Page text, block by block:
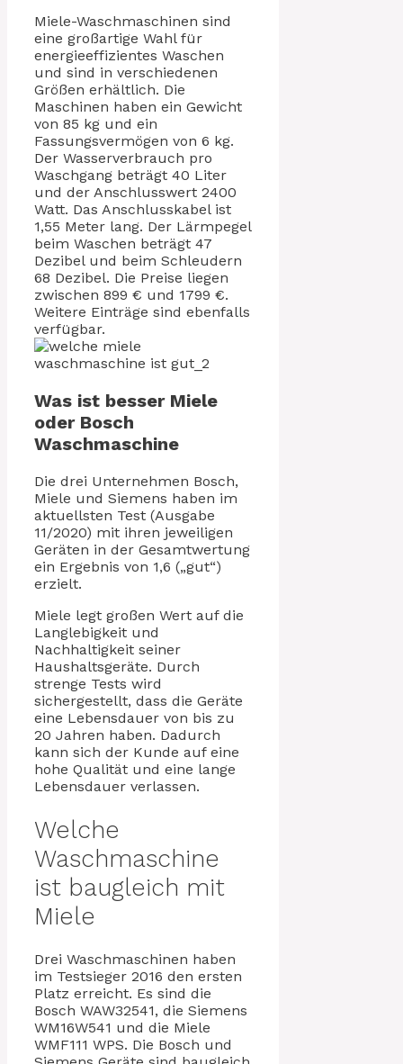
Miele-Waschmaschinen sind
eine großartige Wahl für
energieeffizientes Waschen
und sind in verschiedenen
Größen erhältlich. Die
Maschinen haben ein Gewicht
von 85 kg und ein
Fassungsvermögen von 6 kg.
Der Wasserverbrauch pro
Waschgang beträgt 40 Liter
und der Anschlusswert 2400
Watt. Das Anschlusskabel ist
1,55 Meter lang. Der Lärmpegel
beim Waschen beträgt 47
Dezibel und beim Schleudern
68 Dezibel. Die Preise liegen
zwischen 899 € und 1799 €.
Weitere Einträge sind ebenfalls
verfügbar.
Was ist besser Miele
oder Bosch
Waschmaschine
Die drei Unternehmen Bosch,
Miele und Siemens haben im
aktuellsten Test (Ausgabe
11/2020) mit ihren jeweiligen
Geräten in der Gesamtwertung
ein Ergebnis von 1,6 („gut“)
erzielt.
Miele legt großen Wert auf die
Langlebigkeit und
Nachhaltigkeit seiner
Haushaltsgeräte. Durch
strenge Tests wird
sichergestellt, dass die Geräte
eine Lebensdauer von bis zu
20 Jahren haben. Dadurch
kann sich der Kunde auf eine
hohe Qualität und eine lange
Lebensdauer verlassen.
Welche
Waschmaschine
ist baugleich mit
Miele
Drei Waschmaschinen haben
im Testsieger 2016 den ersten
Platz erreicht. Es sind die
Bosch WAW32541, die Siemens
WM16W541 und die Miele
WMF111 WPS. Die Bosch und